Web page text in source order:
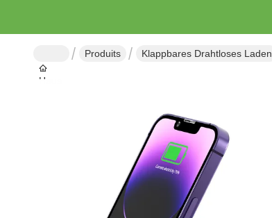
Haus
Produits Klappbares Drahtloses Laden